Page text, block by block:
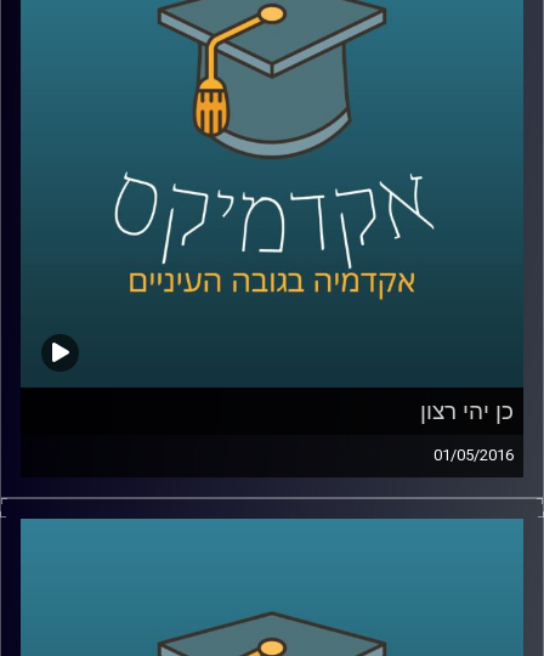
כן יהי רצון
01/05/2016
דוקטור דניאל לוי, פסיכולוג קוגנטיבי, חוקר
שנתחיל להכיר בסתירות הקוגנטיביות שבתוכנו,
ויש לא מעט. סוגיית הרצון החופשי וסוגיית